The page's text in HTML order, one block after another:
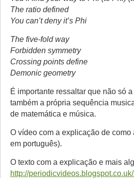
The ratio defined
You can’t deny it’s Phi
The five-fold way
Forbidden symmetry
Crossing points define
Demonic geometry
É importante ressaltar que não só
também a própria sequência
de matemática e música.
O vídeo com a explicação de
em português).
O texto com a explicação e mais
http://